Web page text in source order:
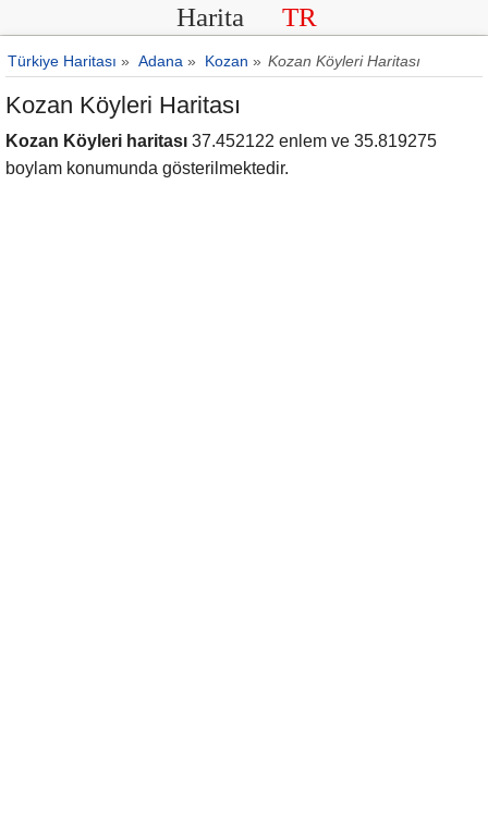
Harita TR
Türkiye Haritası » Adana » Kozan » Kozan Köyleri Haritası
Kozan Köyleri Haritası
Kozan Köyleri haritası 37.452122 enlem ve 35.819275
boylam konumunda gösterilmektedir.